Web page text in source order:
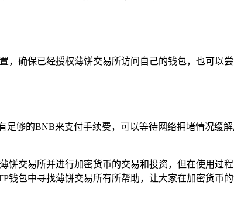
确保已经授权薄饼交易所访问自己的钱包，也可以
够的BNB来支付手续费，可以等待网络拥堵情况缓
交易所并进行加密货币的交易和投资，但在使用过
包中寻找薄饼交易所有所帮助，让大家在加密货币